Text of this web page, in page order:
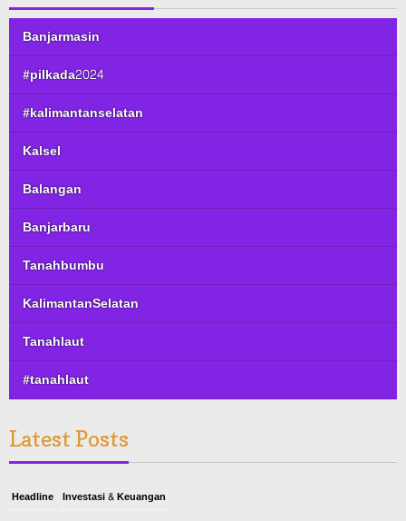
Banjarmasin
#pilkada2024
#kalimantanselatan
Kalsel
Balangan
Banjarbaru
Tanahbumbu
KalimantanSelatan
Tanahlaut
#tanahlaut
Latest Posts
Headline Investasi & Keuangan